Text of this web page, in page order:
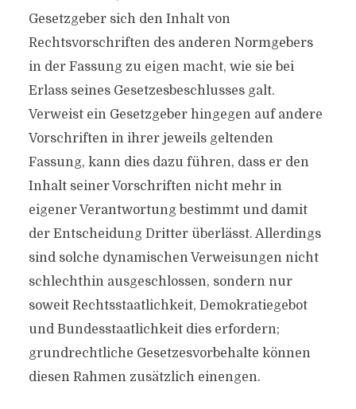
Gesetzgeber sich den Inhalt von
Rechtsvorschriften des anderen Normgebers
in der Fassung zu eigen macht, wie sie bei
Erlass seines Gesetzesbeschlusses galt.
Verweist ein Gesetzgeber hingegen auf andere
Vorschriften in ihrer jeweils geltenden
Fassung, kann dies dazu führen, dass er den
Inhalt seiner Vorschriften nicht mehr in
eigener Verantwortung bestimmt und damit
der Entscheidung Dritter überlässt. Allerdings
sind solche dynamischen Verweisungen nicht
schlechthin ausgeschlossen, sondern nur
soweit Rechtsstaatlichkeit, Demokratiegebot
und Bundesstaatlichkeit dies erfordern;
grundrechtliche Gesetzesvorbehalte können
diesen Rahmen zusätzlich einengen.